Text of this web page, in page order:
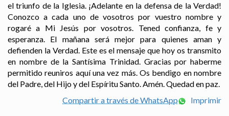
el triunfo de la Iglesia. ¡Adelante en la defensa de la Verdad!
Conozco a cada uno de vosotros por vuestro nombre y
rogaré a Mi Jesús por vosotros. Tened confianza, fe y
esperanza. El mañana será mejor para quienes aman y
defienden la Verdad. Este es el mensaje que hoy os transmito
en nombre de la Santísima Trinidad. Gracias por haberme
permitido reuniros aquí una vez más. Os bendigo en nombre
del Padre, del Hijo y del Espíritu Santo. Amén. Quedad en paz.
Compartir a través de WhatsApp
Imprimir